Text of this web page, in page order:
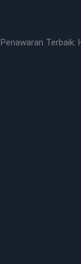
Penawaran Terbaik: